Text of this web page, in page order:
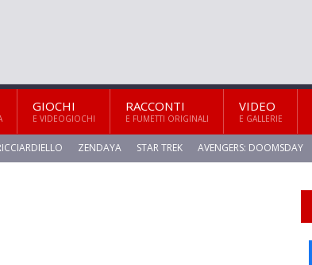
GIOCHI
E VIDEOGIOCHI
RACCONTI
E FUMETTI ORIGINALI
VIDEO
E GALLERIE
ZENDAYA STAR TREK AVENGERS: DOOMSDAY